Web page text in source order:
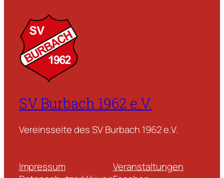
SV Burbach 1962 e.V.
Vereinsseite des SV Burbach 1962 e.V.
Impressum
Veranstaltungen